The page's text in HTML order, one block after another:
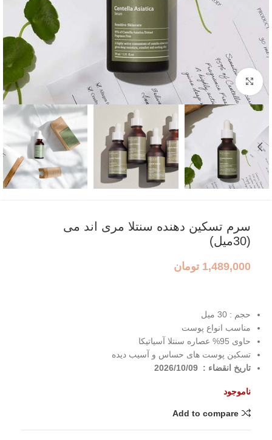
بزرگنمایی تصویر
سرم تسکین دهنده سنتلا مری اند می
(30میل)
1,489,000 تومان
حجم : 30 میل
مناسب انواع پوست
حاوی 95% عصاره سنتلا آسیاتیکا
تسکین پوست های حساس و آسیب دیده
تاریخ انقضاء : 2026/10/09
ناموجود
Add to compare